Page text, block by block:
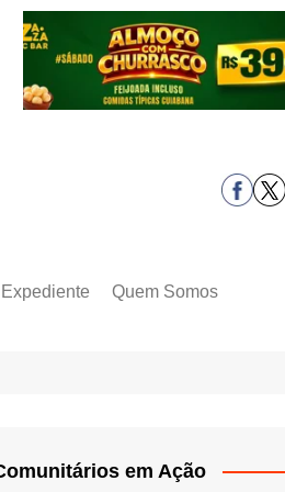
Expediente Quem Somos
em Ação